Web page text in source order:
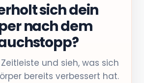
sich dein
nach dem
und sieh, was sich
bereits verbessert hat.